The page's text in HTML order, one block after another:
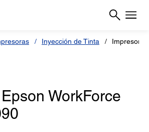
Inyección de Tinta Impresora
WorkForce